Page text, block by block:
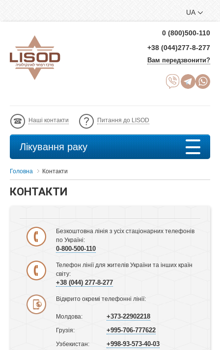
UA
0 (800)500-110
+38 (044)277-8-277
Вам передзвонити?
Наші контакти Питання до LISOD
Лікування раку
Головна Контакти
КОНТАКТИ
Безкоштовна лінія з усіх стаціонарних телефонів
по Україні:
0-800-500-110
Телефон лінії для жителів України та інших країн
світу:
+38 (044) 277-8-277
Відкрито окремі телефонні лінії:
Молдова: +373-22902218
Грузія: +995-706-777622
Узбекистан: +998-93-573-40-03